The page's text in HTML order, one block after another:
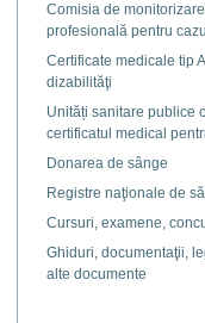
Comisia de
profesională pentru
Certificate medicale tip
dizabilităţi
Unități sanitare publice
certificatul medical
Donarea de sânge
Registre naţionale de
Cursuri, examene,
Ghiduri, documentaţii,
alte documente